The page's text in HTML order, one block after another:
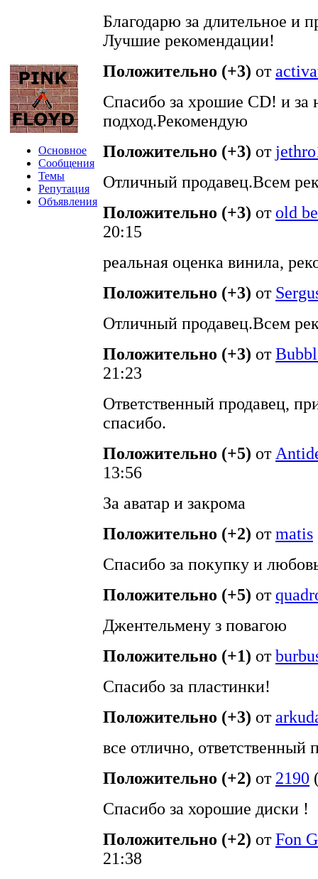
Основное
Сообщения
Темы
Репутация
Объявления
Благодарю за длительное и
Лучшие рекомендации!
Положительно (+3) от
Спасибо за хрошие CD! и за
подход.Рекомендую
Положительно (+3) от
Отличный продавец.Всем
Положительно (+3) от old
20:15
реальная оценка винила,
Положительно (+3) от
Отличный продавец.Всем
Положительно (+3) от
21:23
Ответственный продавец,
спасибо.
Положительно (+5) от
13:56
За аватар и закрома
Положительно (+2) отmatis
Спасибо за покупку и
Положительно (+5) от
Джентельмену з повагою
Положительно (+1) от
Спасибо за пластинки!
Положительно (+3) от
все отлично, ответственный
Положительно (+2) от 2190
Спасибо за хорошие диски !
Положительно (+2) отFon
21:38